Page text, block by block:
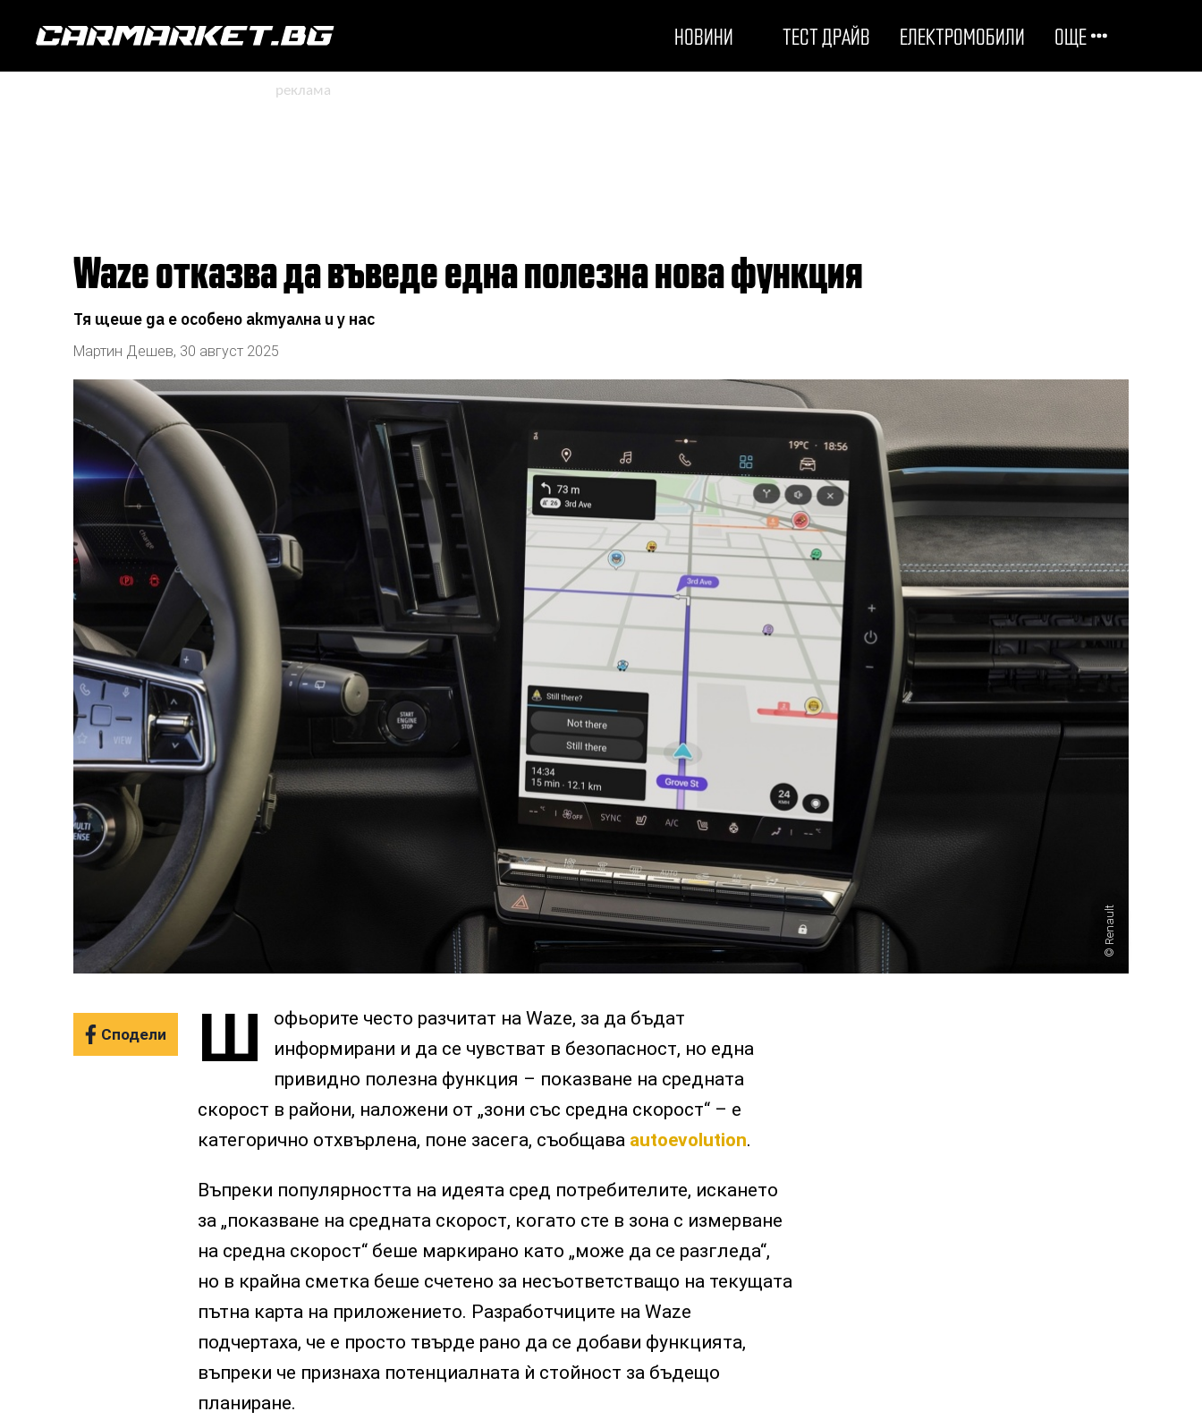
НОВИНИ ОЩЕ
ТЕСТ ДРАЙВ ЕЛЕКТРОМОБИЛИ
ЛЮБОПИТНО
ДРУГИ
СЪВЕТИ
Waze отказва да въведе една полезна нова функция
Тя щеше да е особено актуална и у нас
Мартин Дешев, 30 август 2025
Renault
Сподели Ш
офьорите често разчитат на Waze, за да бъдат
информирани и да се чувстват в безопасност, но една
привидно полезна функция – показване на средната
скорост в райони, наложени от „зони със средна скорост“ – е
категорично отхвърлена, поне засега, съобщава autoevolution.
Въпреки популярността на идеята сред потребителите, искането
за „показване на средната скорост, когато сте в зона с измерване
на средна скорост“ беше маркирано като „може да се разгледа“,
но в крайна сметка беше счетено за несъответстващо на текущата
пътна карта на приложението. Разработчиците на Waze
подчертаха, че е просто твърде рано да се добави функцията,
въпреки че признаха потенциалната ѝ стойност за бъдещо
планиране.